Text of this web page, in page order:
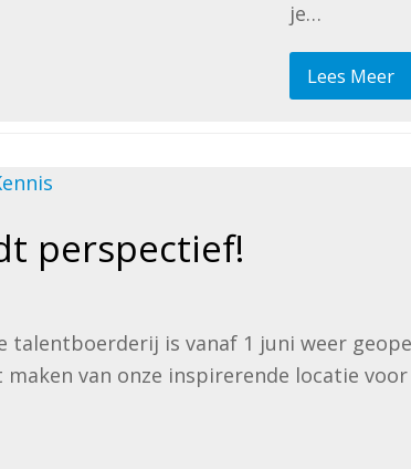
je…
Lees Meer
perspectief!
talentboerderij is vanaf 1 juni weer
van onze inspirerende locatie